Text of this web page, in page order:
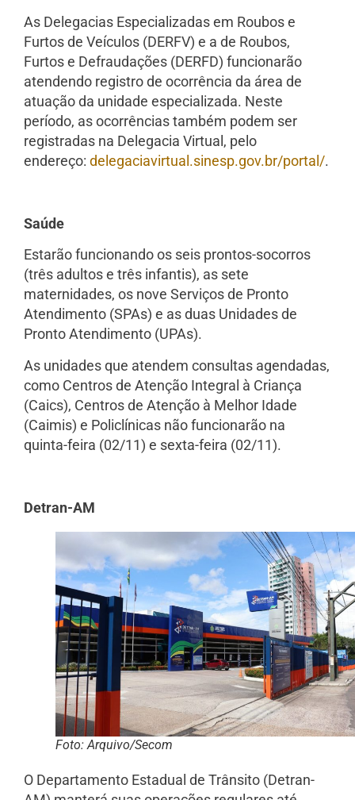
As Delegacias Especializadas em Roubos e
Furtos de Veículos (DERFV) e a de Roubos,
Furtos e Defraudações (DERFD) funcionarão
atendendo registro de ocorrência da área de
atuação da unidade especializada. Neste
período, as ocorrências também podem ser
registradas na Delegacia Virtual, pelo
endereço: delegaciavirtual.sinesp.gov.br/portal/.
Saúde
Estarão funcionando os seis prontos-socorros
(três adultos e três infantis), as sete
maternidades, os nove Serviços de Pronto
Atendimento (SPAs) e as duas Unidades de
Pronto Atendimento (UPAs).
As unidades que atendem consultas agendadas,
como Centros de Atenção Integral à Criança
(Caics), Centros de Atenção à Melhor Idade
(Caimis) e Policlínicas não funcionarão na
quinta-feira (02/11) e sexta-feira (02/11).
Detran-AM
Foto: Arquivo/Secom
O Departamento Estadual de Trânsito (Detran-